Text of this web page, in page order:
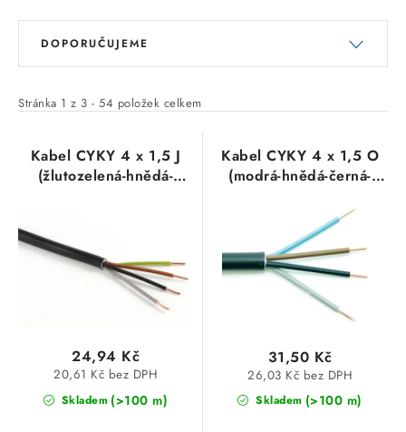
V
i
d
u
Stránka 1 z 3 - 54 položek celkem
Ř
e
o
d
DOPORUČUJEME
Kabel CYKY 4 x 1,5 J
(žlutozelená-hnědá-
Skladem (>100 m)
20,61 Kč bez DPH
24,94 Kč
Kabel CYKY 4 x 1,5 O
(modrá-hnědá-černá-
Skladem (>100 m)
26,03 Kč bez DPH
31,50 Kč